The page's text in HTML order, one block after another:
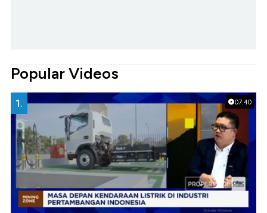
Popular Videos
07:40
1.